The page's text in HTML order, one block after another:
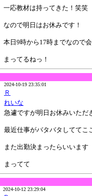
一応教材は持ってきた！笑笑
なので明日はお休みです！
本日9時から17時までなので
まってるねっ！
2024-10-19 23:35:01
Ｒ
れいな
急遽ですが明日お休みいただ
最近仕事がバタバタしててこ
また出勤決まったらいいます
まってて
2024-10-12 23:29:04